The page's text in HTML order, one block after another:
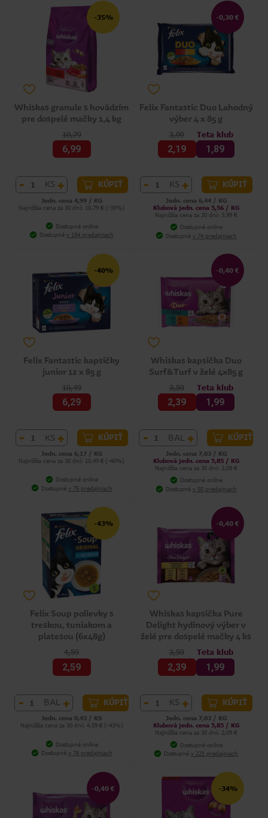
-35%
Whiskas granule s hovädzím
pre dospelé mačky 1,4 kg
10,79
6,99
- KS + KÚPIŤ
Jedn. cena 4,99 / KG
Najnižšia cena za 30 dní: 10,79 € (-35%)
Dostupné online
Dostupné v 154 predajniach
-0,30 €
Felix Fantastic Duo Lahodný
výber 4 x 85 g
3,99
2,19
Teta klub
1,89
- KS + KÚPIŤ
Jedn. cena 6,44 / KG
Klubová jedn. cena 5,56 / KG
Najnižšia cena za 30 dní: 3,99 €
Dostupné online
Dostupné v 74 predajniach
-40%
Felix Fantastic kapsičky
junior 12 x 85 g
10,49
6,29
- KS + KÚPIŤ
Jedn. cena 6,17 / KG
Najnižšia cena za 30 dní: 10,49 € (-40%)
Dostupné online
Dostupné v 75 predajniach
-0,40 €
Whiskas kapsička Duo
Surf&Turf v želé 4x85 g
3,59
2,39
Teta klub
1,99
- BAL + KÚPIŤ
Jedn. cena 7,03 / KG
Klubová jedn. cena 5,85 / KG
Najnižšia cena za 30 dní: 2,09 €
Dostupné online
Dostupné v 50 predajniach
-43%
Felix Soup polievky s
treskou, tuniakom a
platesou (6x48g)
4,59
2,59
- BAL + KÚPIŤ
Jedn. cena 0,43 / KS
Najnižšia cena za 30 dní: 4,59 € (-43%)
Dostupné online
Dostupné v 76 predajniach
-0,40 €
Whiskas kapsička Pure
Delight hydinový výber v
želé pre dospelé mačky 4 ks
3,59
2,39
Teta klub
1,99
- KS + KÚPIŤ
Jedn. cena 7,03 / KG
Klubová jedn. cena 5,85 / KG
Najnižšia cena za 30 dní: 2,09 €
Dostupné online
Dostupné v 221 predajniach
-0,40 € -34%